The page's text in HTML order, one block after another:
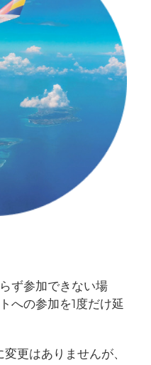
ず参加できない場
への参加を1度だけ延
更はありませんが、